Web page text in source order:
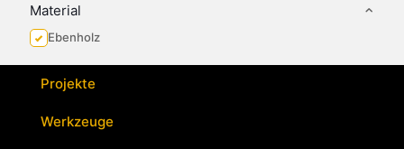
Material
Ebenholz
Projekte
Werkzeuge